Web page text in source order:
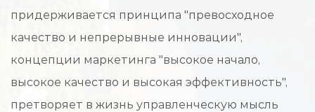
придерживается принципа "превосходное
качество и непрерывные инновации",
концепции маркетинга "высокое начало,
высокое качество и высокая эффективность",
претворяет в жизнь управленческую мысль